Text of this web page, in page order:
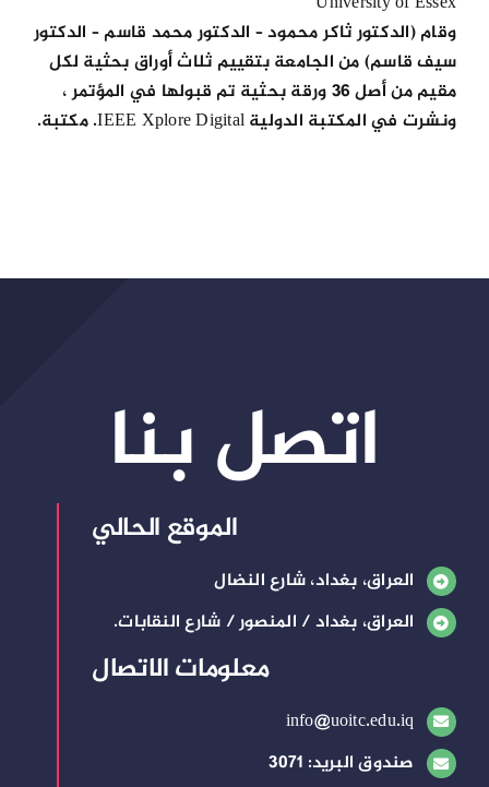
وقام (الدكتور ثاكر محمود – الدكتور محمد قاسم – الدكتور
سيف قاسم) من الجامعة بتقييم ثلاث أوراق بحثية لكل
مقيم من أصل 36 ورقة بحثية تم قبولها في المؤتمر ،
ونشرت في المكتبة الدولية IEEE Xplore Digital. مكتبة.
اتصل بنا
الموقع الحالي
العراق، بغداد، شارع النضال
العراق، بغداد / المنصور / شارع النقابات.
معلومات الاتصال
info@uoitc.edu.iq
صندوق البريد: 3071